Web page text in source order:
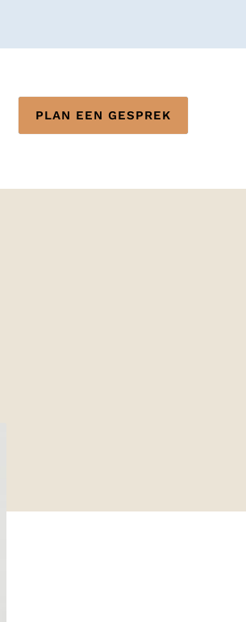
PLAN EEN GESPREK